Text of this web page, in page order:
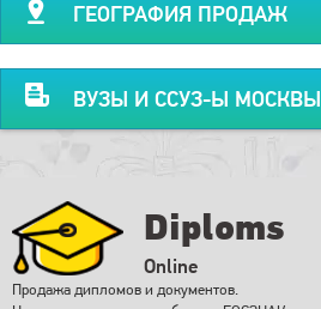
ГЕОГРАФИЯ ПРОДАЖ
ВУЗЫ И ССУЗ-Ы МОСКВЫ
Diploms
Online
Продажа дипломов и документов.